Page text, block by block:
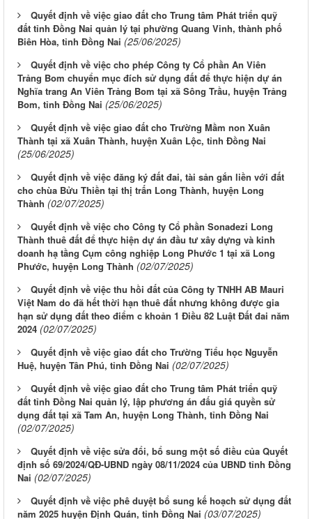
Quyết định về việc giao đất cho Trung tâm Phát triển quỹ
đất tỉnh Đồng Nai quản lý tại phường Quang Vinh, thành phố
Biên Hòa, tỉnh Đồng Nai (25/06/2025)
Quyết định về việc cho phép Công ty Cổ phần An Viên
Trảng Bom chuyển mục đích sử dụng đất để thực hiện dự án
Nghĩa trang An Viên Trảng Bom tại xã Sông Trầu, huyện Trảng
Bom, tỉnh Đồng Nai (25/06/2025)
Quyết định về việc giao đất cho Trường Mầm non Xuân
Thành tại xã Xuân Thành, huyện Xuân Lộc, tỉnh Đồng Nai
(25/06/2025)
Quyết định về việc đăng ký đất đai, tài sản gắn liền với đất
cho chùa Bửu Thiền tại thị trấn Long Thành, huyện Long
Thành (02/07/2025)
Quyết định về việc cho Công ty Cổ phần Sonadezi Long
Thành thuê đất để thực hiện dự án đầu tư xây dựng và kinh
doanh hạ tầng Cụm công nghiệp Long Phước 1 tại xã Long
Phước, huyện Long Thành (02/07/2025)
Quyết định về việc thu hồi đất của Công ty TNHH AB Mauri
Việt Nam do đã hết thời hạn thuê đất nhưng không được gia
hạn sử dụng đất theo điểm c khoản 1 Điều 82 Luật Đất đai năm
2024 (02/07/2025)
Quyết định về việc giao đất cho Trường Tiểu học Nguyễn
Huệ, huyện Tân Phú, tỉnh Đồng Nai (02/07/2025)
Quyết định về việc giao đất cho Trung tâm Phát triển quỹ
đất tỉnh Đồng Nai quản lý, lập phương án đấu giá quyền sử
dụng đất tại xã Tam An, huyện Long Thành, tỉnh Đồng Nai
(02/07/2025)
Quyết định về việc sửa đổi, bổ sung một số điều của Quyết
định số 69/2024/QĐ-UBND ngày 08/11/2024 của UBND tỉnh Đồng
Nai (02/07/2025)
Quyết định về việc phê duyệt bổ sung kế hoạch sử dụng đất
năm 2025 huyện Định Quán, tỉnh Đồng Nai (03/07/2025)